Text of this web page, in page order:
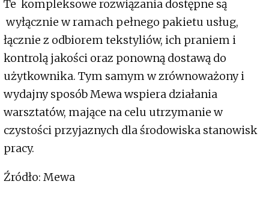
Te kompleksowe rozwiązania dostępne są
wyłącznie w ramach pełnego pakietu usług,
łącznie z odbiorem tekstyliów, ich praniem i
kontrolą jakości oraz ponowną dostawą do
użytkownika. Tym samym w zrównoważony i
wydajny sposób Mewa wspiera działania
warsztatów, mające na celu utrzymanie w
czystości przyjaznych dla środowiska stanowisk
pracy.
Źródło: Mewa